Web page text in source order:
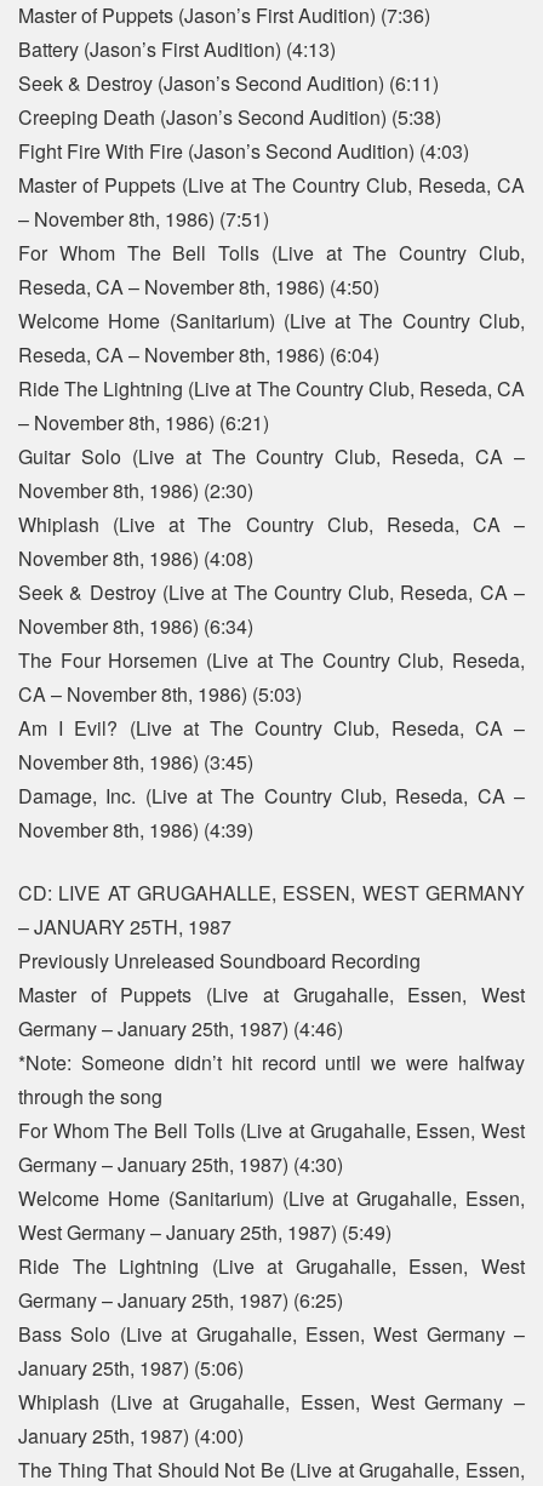
Master of Puppets (Jason’s First Audition) (7:36)
Battery (Jason’s First Audition) (4:13)
Seek & Destroy (Jason’s Second Audition) (6:11)
Creeping Death (Jason’s Second Audition) (5:38)
Fight Fire With Fire (Jason’s Second Audition) (4:03)
Master of Puppets (Live at The Country Club, Reseda, CA
– November 8th, 1986) (7:51)
For Whom The Bell Tolls (Live at The Country Club,
Reseda, CA – November 8th, 1986) (4:50)
Welcome Home (Sanitarium) (Live at The Country Club,
Reseda, CA – November 8th, 1986) (6:04)
Ride The Lightning (Live at The Country Club, Reseda, CA
– November 8th, 1986) (6:21)
Guitar Solo (Live at The Country Club, Reseda, CA –
November 8th, 1986) (2:30)
Whiplash (Live at The Country Club, Reseda, CA –
November 8th, 1986) (4:08)
Seek & Destroy (Live at The Country Club, Reseda, CA –
November 8th, 1986) (6:34)
The Four Horsemen (Live at The Country Club, Reseda,
CA – November 8th, 1986) (5:03)
Am I Evil? (Live at The Country Club, Reseda, CA –
November 8th, 1986) (3:45)
Damage, Inc. (Live at The Country Club, Reseda, CA –
November 8th, 1986) (4:39)
CD: LIVE AT GRUGAHALLE, ESSEN, WEST GERMANY
– JANUARY 25TH, 1987
Previously Unreleased Soundboard Recording
Master of Puppets (Live at Grugahalle, Essen, West
Germany – January 25th, 1987) (4:46)
*Note: Someone didn’t hit record until we were halfway
through the song
For Whom The Bell Tolls (Live at Grugahalle, Essen, West
Germany – January 25th, 1987) (4:30)
Welcome Home (Sanitarium) (Live at Grugahalle, Essen,
West Germany – January 25th, 1987) (5:49)
Ride The Lightning (Live at Grugahalle, Essen, West
Germany – January 25th, 1987) (6:25)
Bass Solo (Live at Grugahalle, Essen, West Germany –
January 25th, 1987) (5:06)
Whiplash (Live at Grugahalle, Essen, West Germany –
January 25th, 1987) (4:00)
The Thing That Should Not Be (Live at Grugahalle, Essen,